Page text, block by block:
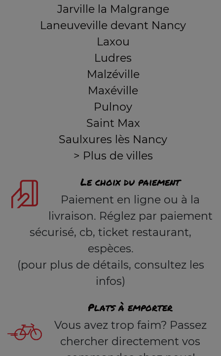
Jarville la Malgrange
Laneuveville devant Nancy
Laxou
Ludres
Malzéville
Maxéville
Pulnoy
Saint Max
Saulxures lès Nancy
> Plus de villes
Le choix du paiement
Paiement en ligne ou à la
livraison. Réglez par paiement
sécurisé, cb, ticket restaurant,
espèces.
(pour plus de détails, consultez les
infos)
Plats à emporter
Vous avez trop faim? Passez
chercher directement vos